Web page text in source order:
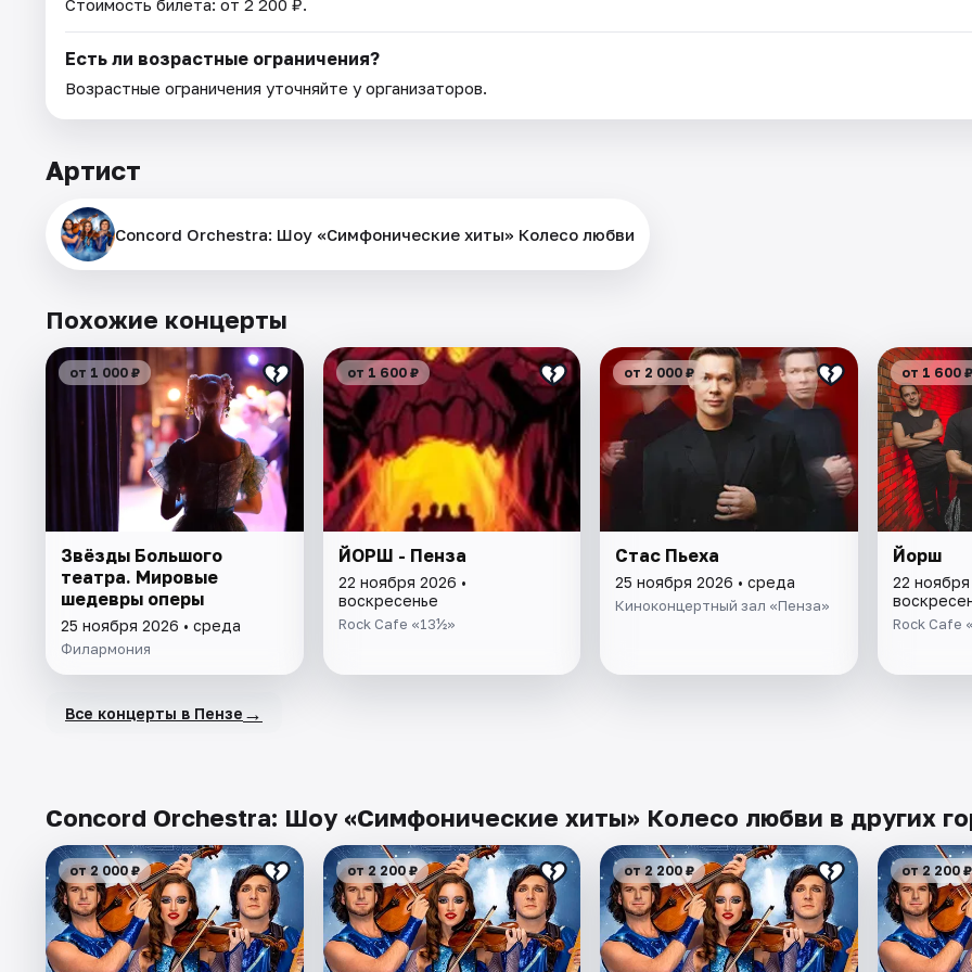
Стоимость билета: от 2 200 ₽.
Есть ли возрастные ограничения?
Возрастные ограничения уточняйте у организаторов.
Артист
Concord Orchestra: Шоу «Симфонические хиты» Колесо любви
Похожие концерты
от 1 000 ₽
Звёзды Большого
театра. Мировые
шедевры оперы
25 ноября 2026 • среда
Филармония
от 1 600 ₽
ЙОРШ - Пенза
22 ноября 2026 •
воскресенье
Rock Cafe «13½»
от 2 000 ₽
Стас Пьеха
25 ноября 2026 • среда
Киноконцертный зал «Пенза»
от 1 600 ₽
Йорш
22 ноября
Rock Cafe
Все концерты в Пензе →
Concord Orchestra: Шоу «Симфонические хиты» Колесо любви в других
от 2 000 ₽ от 2 200 ₽ от 2 200 ₽ от 2 200 ₽